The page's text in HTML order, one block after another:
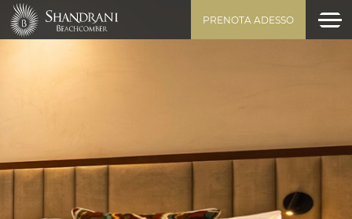
PRENOTA ADESSO